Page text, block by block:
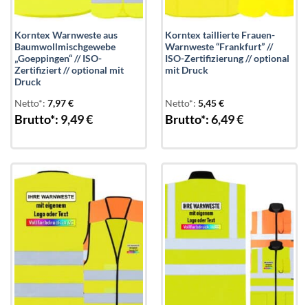
Korntex Warnweste aus
Baumwollmischgewebe
„Goeppingen“ // ISO-
Zertifiziert // optional mit
Druck
Netto*: 7,97€
Brutto*: 9,49€
Korntex taillierte Frauen-
Warnweste “Frankfurt” //
ISO-Zertifizierung // optional
mit Druck
Netto*: 5,45€
Brutto*:6,49€